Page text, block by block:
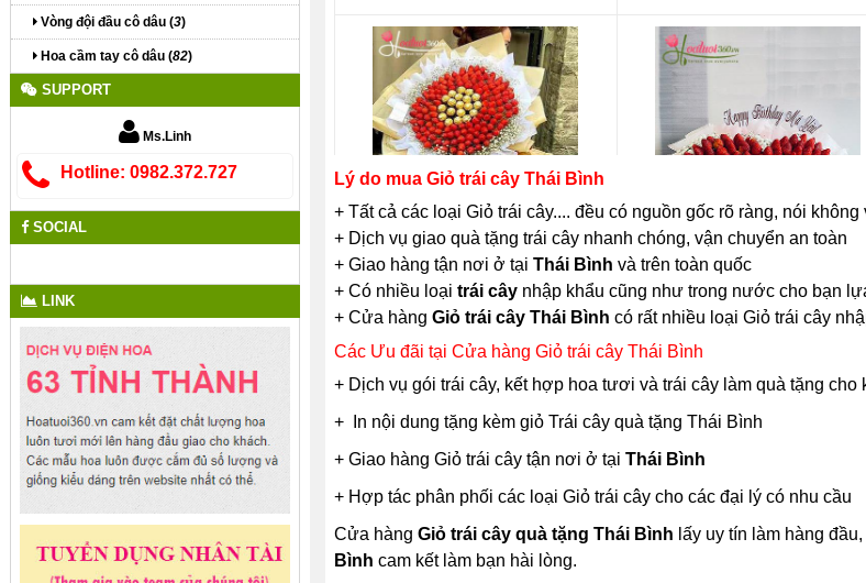
Lý do mua Giỏ trái cây Thái Bình
+ Tất cả các loại Giỏ trái cây.... đều có nguồn gốc rõ ràng, nói
+ Dịch vụ giao quà tặng trái cây nhanh chóng, vận chuyển an toàn
+ Giao hàng tận nơi ở tại Thái Bình và trên toàn quốc
+ Có nhiều loại trái câynhập khẩu cũng như trong nước cho bạn
+ Cửa hàng Giỏ trái cây Thái Bình có rất nhiều loại Giỏ trái cây
Các Ưu đãi tại Cửa hàng Giỏ trái cây Thái Bình
+ Dịch vụ gói trái cây, kết hợp hoa tươi và trái cây làm quà tặng cho
+ In nội dung tặng kèm giỏ Trái cây quà tặng Thái Bình
+ Giao hàng Giỏ trái cây tận nơi ở tại Thái Bình
+ Hợp tác phân phối các loại Giỏ trái cây cho các đại lý có nhu cầu
Cửa hàng Giỏ trái cây quà tặng Thái Bình lấy uy tín làm hàng
Bình cam kết làm bạn hài lòng.
Vòng đội đầu cô dâu (3)
Hoa cầm tay cô dâu (82)
SUPPORT
Ms.Linh
Hotline: 0982.372.727
SOCIAL
LINK